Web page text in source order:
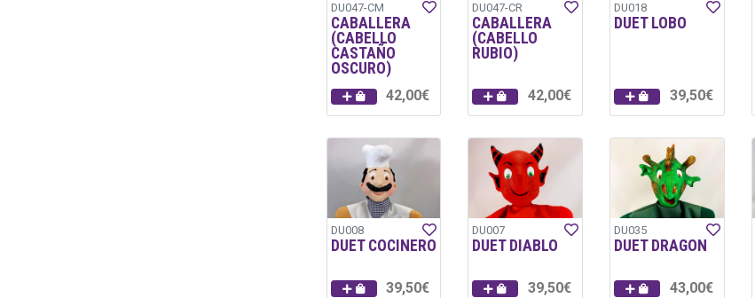
DU047-CM
CABALLERA
(CABELLO
CASTAÑO
OSCURO)
42,00€
DU047-CR
CABALLERA
(CABELLO
RUBIO)
42,00€
DU018
DUET LOBO
39,50€
DU008
DUET COCINERO
39,50€
DU007
DUET DIABLO
39,50€
DU035
DUET DRAGON
43,00€